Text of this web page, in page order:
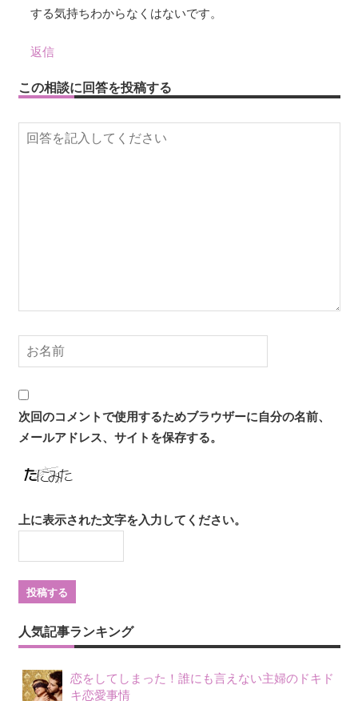
する気持ちわからなくはないです。
返信
この相談に回答を投稿する
次回のコメントで使用するためブラウザーに自分の名前、
メールアドレス、サイトを保存する。
上に表示された文字を入力してください。
人気記事ランキング
恋をしてしまった！誰にも言えない主婦のドキド
キ恋愛事情